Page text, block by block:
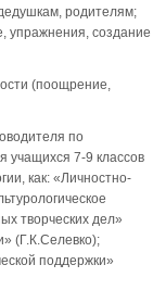
родителям;
упражнения, создание
(поощрение,
по
учащихся 7-9 классов
как: «Личностно-
творческих дел»
(Г.К.Селевко);
поддержки»